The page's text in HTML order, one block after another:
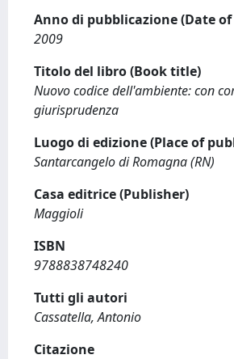
Anno di pubblicazione (Date
2009
Titolo del libro (Book title)
Nuovo codice dell'ambiente: con
giurisprudenza
Luogo di edizione (Place of
Santarcangelo di Romagna (RN)
Casa editrice (Publisher)
Maggioli
ISBN
9788838748240
Tutti gli autori
Cassatella, Antonio
Citazione